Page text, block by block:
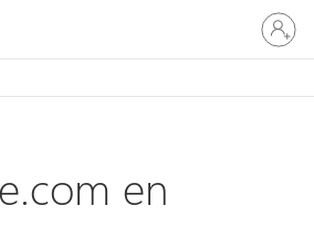
Iniciar
sesión
en
cuenta
en